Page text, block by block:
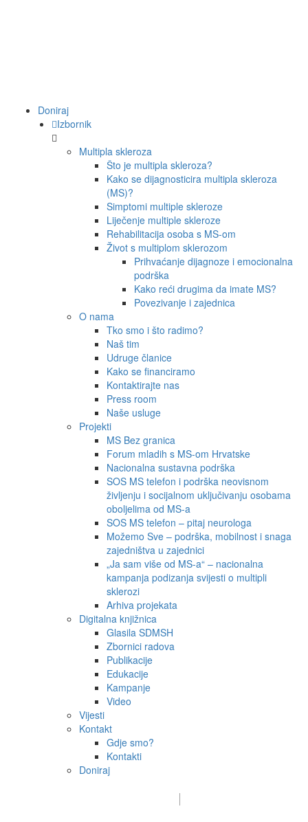
Doniraj
Izbornik
Multipla skleroza
Što je multipla skleroza?
Kako se dijagnosticira multipla skleroza
(MS)?
Simptomi multiple skleroze
Liječenje multiple skleroze
Rehabilitacija osoba s MS-om
Život s multiplom sklerozom
Prihvaćanje dijagnoze i emocionalna
podrška
Kako reći drugima da imate MS?
Povezivanje i zajednica
O nama
Tko smo i što radimo?
Naš tim
Udruge članice
Kako se financiramo
Kontaktirajte nas
Press room
Naše usluge
Projekti
MS Bez granica
Forum mladih s MS-om Hrvatske
Nacionalna sustavna podrška
SOS MS telefon i podrška neovisnom
življenju i socijalnom uključivanju osobama
oboljelima od MS-a
SOS MS telefon – pitaj neurologa
Možemo Sve – podrška, mobilnost i snaga
zajedništva u zajednici
„Ja sam više od MS-a“ – nacionalna
kampanja podizanja svijesti o multipli
sklerozi
Arhiva projekata
Digitalna knjižnica
Glasila SDMSH
Zbornici radova
Publikacije
Edukacije
Kampanje
Video
Vijesti
Kontakt
Gdje smo?
Kontakti
Doniraj